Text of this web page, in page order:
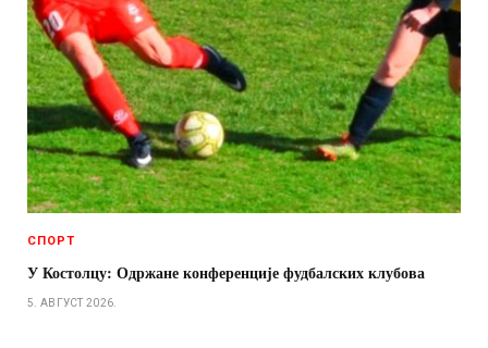
СПОРТ
У Костолцу: Одржане конференције фудбалских клубова
5. АВГУСТ 2026.